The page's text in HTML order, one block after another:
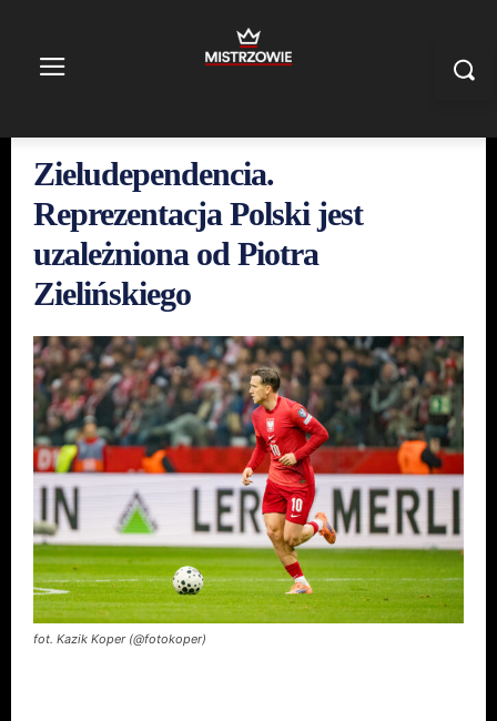
Zieludependencia.
Reprezentacja Polski jest
uzależniona od Piotra
Zielińskiego
fot. Kazik Koper (@fotokoper)